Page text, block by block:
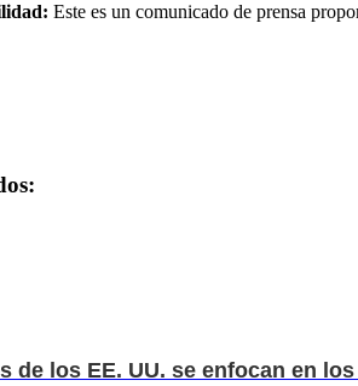
Este es un comunicado de prensa
de los EE. UU. se enfocan en